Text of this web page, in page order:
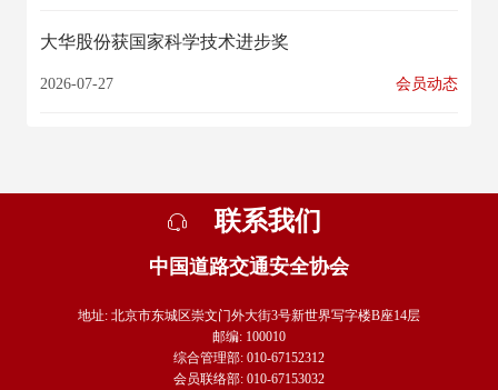
大华股份获国家科学技术进步奖
2026-07-27 会员动态
联系我们
中国道路交通安全协会
地址: 北京市东城区崇文门外大街3号新世界写字楼B座14层
邮编: 100010
综合管理部: 010-67152312
会员联络部: 010-67153032